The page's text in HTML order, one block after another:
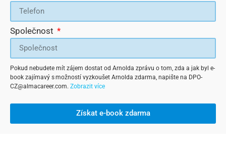
Společnost
Pokud nebudete mít zájem dostat od Arnolda zprávu o tom, zda a jak byl e-
book zajímavý s možností vyzkoušet Arnolda zdarma, napište na DPO-
CZ@almacareer.com. Zobrazit více
Získat e-book zdarma